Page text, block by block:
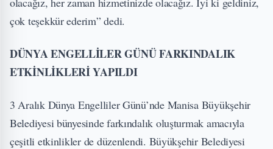
çok teşekkür ederim” dedi.
DÜNYA ENGELLİLER GÜNÜ FARKINDALIK
ETKİNLİKLERİ YAPILDI
3 Aralık Dünya Engelliler Günü’nde Manisa Büyükşehir
Belediyesi bünyesinde farkındalık oluşturmak amacıyla
çeşitli etkinlikler de düzenlendi. Büyükşehir Belediyesi